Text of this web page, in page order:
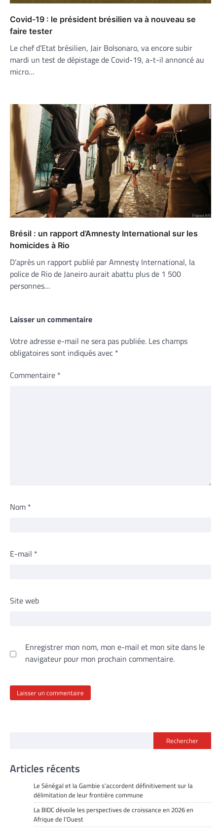
Covid-19 : le président brésilien va à nouveau se
faire tester
Le chef d’Etat brésilien, Jair Bolsonaro, va encore subir
mardi un test de dépistage de Covid-19, a-t-il annoncé au
micro…
Brésil : un rapport d’Amnesty International sur les
homicides à Rio
D’après un rapport publié par Amnesty International, la
police de Rio de Janeiro aurait abattu plus de 1 500
personnes…
Laisser un commentaire
Votre adresse e-mail ne sera pas publiée. Les champs
obligatoires sont indiqués avec *
Commentaire *
Nom *
E-mail *
Site web
Enregistrer mon nom, mon e-mail et mon site dans le
navigateur pour mon prochain commentaire.
Rechercher
Articles récents
Le Sénégal et la Gambie s’accordent définitivement sur la
délimitation de leur frontière commune
La BIDC dévoile les perspectives de croissance en 2026 en
Afrique de l’Ouest